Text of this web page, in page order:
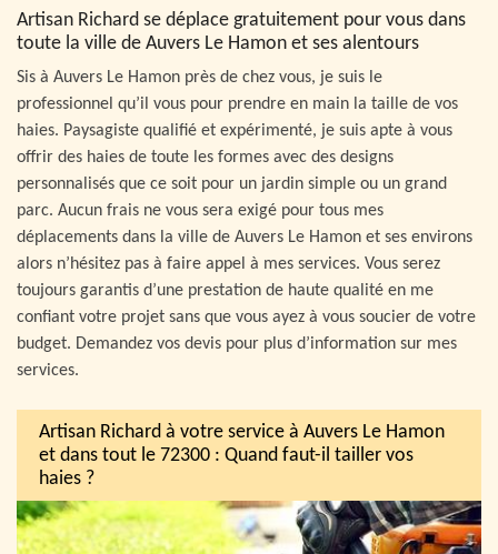
Artisan Richard se déplace gratuitement pour vous dans
toute la ville de Auvers Le Hamon et ses alentours
Sis à Auvers Le Hamon près de chez vous, je suis le
professionnel qu’il vous pour prendre en main la taille de vos
haies. Paysagiste qualifié et expérimenté, je suis apte à vous
offrir des haies de toute les formes avec des designs
personnalisés que ce soit pour un jardin simple ou un grand
parc. Aucun frais ne vous sera exigé pour tous mes
déplacements dans la ville de Auvers Le Hamon et ses environs
alors n’hésitez pas à faire appel à mes services. Vous serez
toujours garantis d’une prestation de haute qualité en me
confiant votre projet sans que vous ayez à vous soucier de votre
budget. Demandez vos devis pour plus d’information sur mes
services.
Artisan Richard à votre service à Auvers Le Hamon
et dans tout le 72300 : Quand faut-il tailler vos
haies ?